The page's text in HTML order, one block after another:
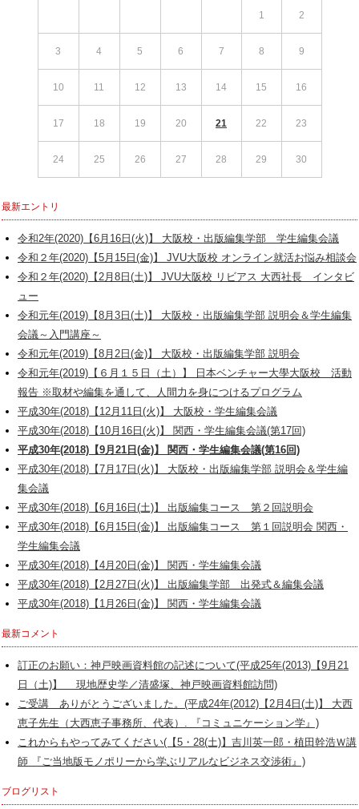
1 2
3 4 5 6 7 8 9
10 11 12 13 14 15 16
17 18 19 20 21 22 23
24 25 26 27 28 29 30
最新エントリ
令和2年(2020)【6月16日(火)】 大阪校・出版編集学部 学生編集会議
令和２年(2020)【5月15日(金)】 JVU大阪校 オンライン就活お悩み相談会
令和２年(2020)【2月8日(土)】 JVU大阪校 リビアス 大西社長 インタビ
ュー
令和元年(2019)【8月3日(土)】 大阪校・出版編集学部 説明会＆学生編集
会議～入門講座～
令和元年(2019)【8月2日(金)】 大阪校・出版編集学部 説明会
令和元年(2019)【６月１５日（土）】 日本ベンチャー大學大阪校 活動
報告 ※取材や編集を通して、人間力を身につけるプログラム
平成30年(2018)【12月11日(火)】 大阪校・学生編集会議
平成30年(2018)【10月16日(火)】 関西・学生編集会議(第17回)
平成30年(2018)【9月21日(金)】 関西・学生編集会議(第16回)
平成30年(2018)【7月17日(火)】 大阪校・出版編集学部 説明会＆学生編
集会議
平成30年(2018)【6月16日(土)】 出版編集コース 第２回説明会
平成30年(2018)【6月15日(金)】 出版編集コース 第１回説明会 関西・
学生編集会議
平成30年(2018)【4月20日(金)】 関西・学生編集会議
平成30年(2018)【2月27日(火)】 出版編集学部 出発式＆編集会議
平成30年(2018)【1月26日(金)】 関西・学生編集会議
最新コメント
訂正のお願い：神戸映画資料館の記述について(平成25年(2013)【9月21
日（土)】 現地歴史学／清盛塚、神戸映画資料館訪問)
ご受講 ありがとうございました。(平成24年(2012)【2月4日(土)】 大西
恵子先生（大西恵子事務所、代表）. 『コミュニケーション学』)
これからもやってみてください(【5・28(土)】吉川英一郎・植田幹浩Ｗ講
師 『ご当地版モノポリーから学ぶリアルなビジネス交渉術』)
ブログリスト